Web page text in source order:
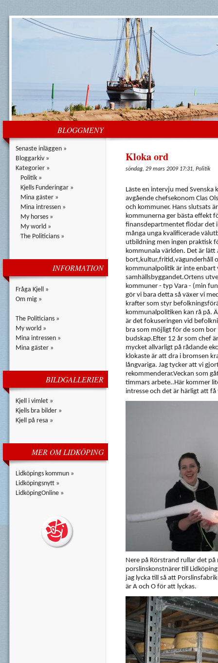
BLOGGMENY
Senaste inläggen »
Bloggarkiv »
Kategorier »
Politik »
Kjells Funderingar »
Mina gäster »
Mina intressen »
My horses »
My world »
The Politicians »
INFORMATION
Fråga Kjell »
Om mig »
The Politicians »
My world »
Mina intressen »
Mina gäster »
BILDGALLERIER
Kjell i vimlet »
Kjells bra bilder »
Kjell på resa »
MER OM LIDKÖPING
Lidköpings kommun »
Lidköpingsnytt »
LidköpingOnline »
Kloka ord
söndag, 29 mars 2009 17:31, Politik
Läste en intervju med
avgående chefsekonom Clas
och kommuner. Hans slutsats
kommunerna ger bästa effekt
finansdepartmentet flödar det
många unga kvalificerade
utbildning men ingen praktisk
kommunala världen. Det är
bort,kultur,fritid,vägunderhåll
kommunalpolitik är inte enbart
samhällsbyggandet.Ortens
kommuner - typ Vara - (min
gör vi bara detta så växer vi
krafter som styr
kommunalpolitiken kan rå på.
är det fokuseringen vid
bra som möjligt för de som bor
budskap.Efter 12 år som chef
mycket allvarligt på rådande
klokaste är att dra i bromsen
långvariga. Jag tycker att vi
rekommenderar.Veckan som
timmars arbete..Här kommer
intresse och det är härligt att
Nere på Rörstrand rullar det
porslinskonstnärer till
jag lycka till så att
är A och O för att lyckas.